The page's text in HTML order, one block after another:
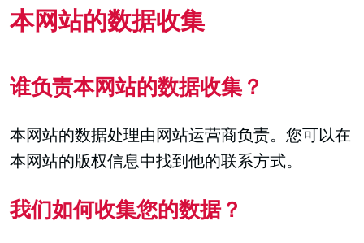
本网站的数据收集
谁负责本网站的数据收集？
本网站的数据处理由网站运营商负责。您可以在
本网站的版权信息中找到他的联系方式。
我们如何收集您的数据？